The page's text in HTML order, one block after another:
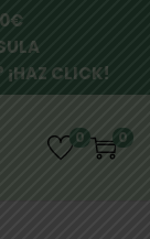
¡HAZ CLICK!
0 0